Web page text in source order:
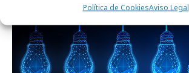
Política de CookiesAviso Legal
Formación y estudios